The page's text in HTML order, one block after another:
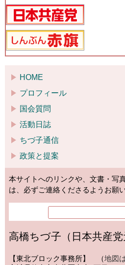
HOME
プロフィール
国会質問
活動日誌
ちづ子通信
政策と提案
本サイトへのリンクや、文書・写
は、必ずご連絡くださるようお願
高橋ちづ子（日本共産党
【東北ブロック事務所】 （地図